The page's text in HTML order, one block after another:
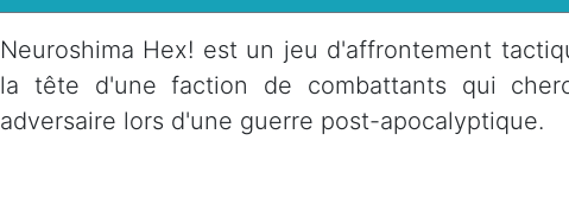
Neuroshima Hex! est un jeu d'affrontement
la tête d'une faction de combattants qui
adversaire lors d'une guerre post-apocalyptique.